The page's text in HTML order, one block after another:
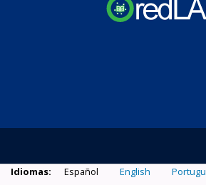
Idiomas: Español English